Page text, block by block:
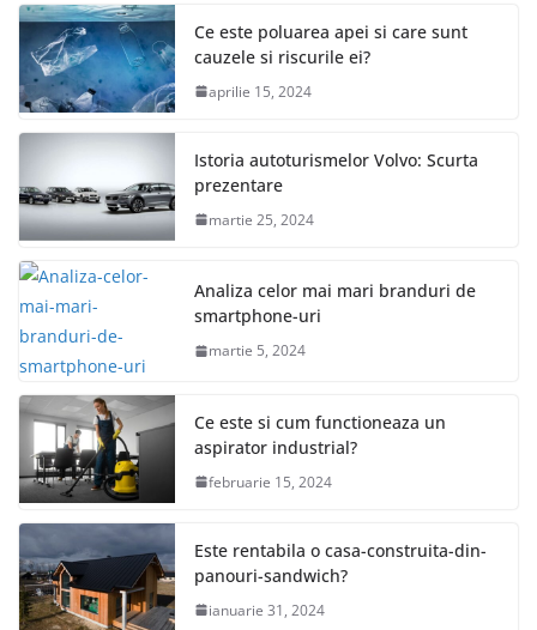
Ce este poluarea apei si care sunt
cauzele si riscurile ei?
aprilie 15, 2024
Istoria autoturismelor Volvo: Scurta
prezentare
martie 25, 2024
Analiza celor mai mari branduri de
smartphone-uri
martie 5, 2024
Ce este si cum functioneaza un
aspirator industrial?
februarie 15, 2024
Este rentabila o casa-construita-din-
panouri-sandwich?
ianuarie 31, 2024